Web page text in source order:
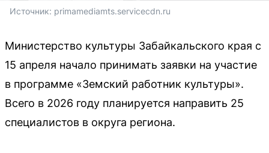
Источник: primamediamts.servicecdn.ru
Министерство культуры Забайкальского края с
15 апреля начало принимать заявки на участие
в программе «Земский работник культуры».
Всего в 2026 году планируется направить 25
специалистов в округа региона.